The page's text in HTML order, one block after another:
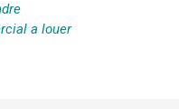
a louer